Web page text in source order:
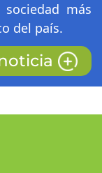
más
del país.